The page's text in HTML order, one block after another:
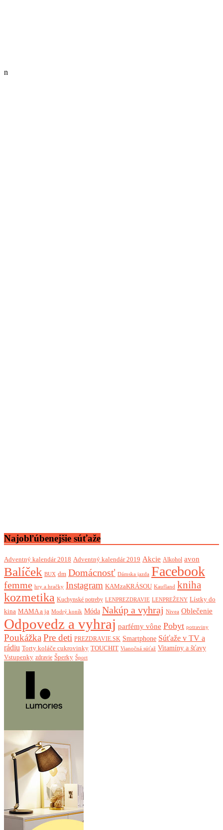
n
Najobľúbenejšie súťaže
Adventný kalendár 2018 Adventný kalendár 2019 Akcie Alkohol avon
Balíček BUX dm Domácnosť Dámska jazda Facebook
femme hry a hračky Instagram KAMzaKRÁSOU Kaufland kniha
kozmetika Kuchynské potreby LENPREZDRAVIE LENPREŽENY Lístky do
kina MAMA a ja Modrý koník Móda Nakúp a vyhraj Nivea Oblečenie
Odpovedz a vyhraj parfémy vône Pobyt potraviny
Poukážka Pre deti PREZDRAVIE.SK Smartphone Súťaže v TV a
rádiu Torty koláče cukrovinky TOUCHIT Vianočná súťaž Vitamíny a šťavy
Vstupenky zdravie Šperky Šport